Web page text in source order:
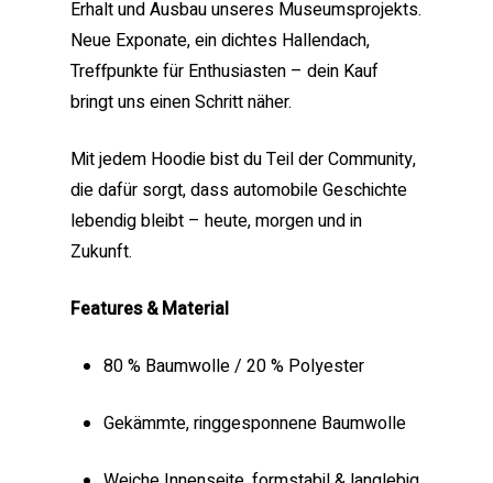
Erhalt und Ausbau unseres Museumsprojekts.
Neue Exponate, ein dichtes Hallendach,
Treffpunkte für Enthusiasten – dein Kauf
bringt uns einen Schritt näher.
Mit jedem Hoodie bist du Teil der Community,
die dafür sorgt, dass automobile Geschichte
lebendig bleibt – heute, morgen und in
Zukunft.
Features & Material
80 % Baumwolle / 20 % Polyester
Gekämmte, ringgesponnene Baumwolle